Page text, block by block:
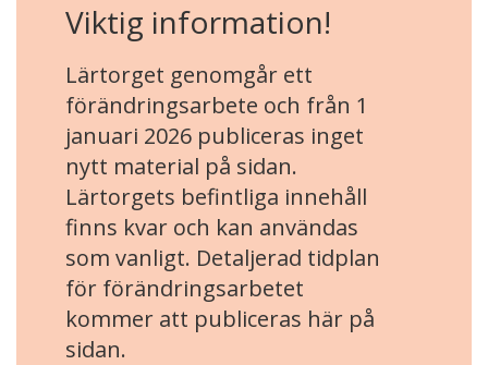
Viktig information!
Lärtorget genomgår ett
förändringsarbete och från 1
januari 2026 publiceras inget
nytt material på sidan.
Lärtorgets befintliga innehåll
finns kvar och kan användas
som vanligt. Detaljerad tidplan
för förändringsarbetet
kommer att publiceras här på
sidan.